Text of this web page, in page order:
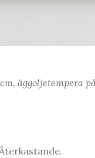
äggoljetempera